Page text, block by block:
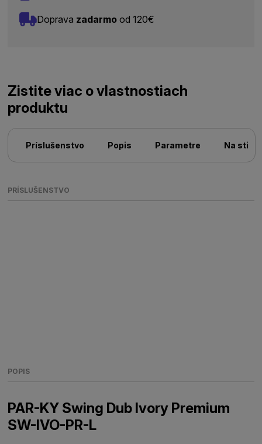
Doprava zadarmo od 120€
Zistite viac o vlastnostiach
produktu
Príslušenstvo Popis Parametre Na
PRÍSLUŠENSTVO
POPIS
PAR-KY Swing Dub Ivory Premium
SW-IVO-PR-L